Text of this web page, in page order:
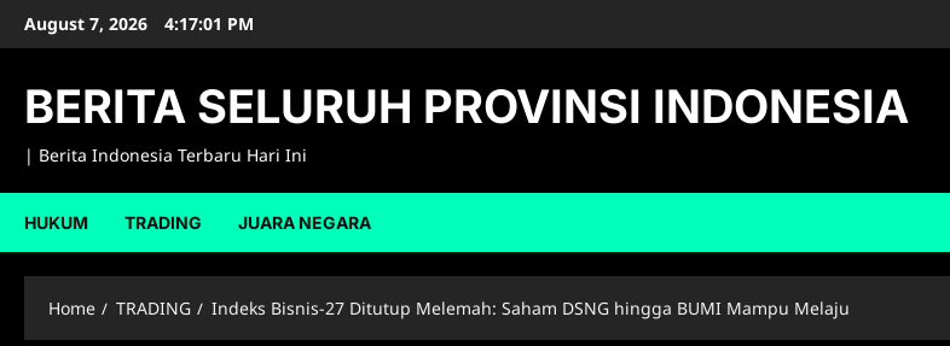
SkipAugust 7, 2026 4:17:02 PM
BERITA SELURUH PROVINSI INDONESIA
| Berita Indonesia Terbaru Hari Ini
HUKUM TRADING JUARA NEGARA
Home TRADING Indeks Bisnis-27 Ditutup Melemah: Saham DSNG hingga BUMI Mampu Melaju